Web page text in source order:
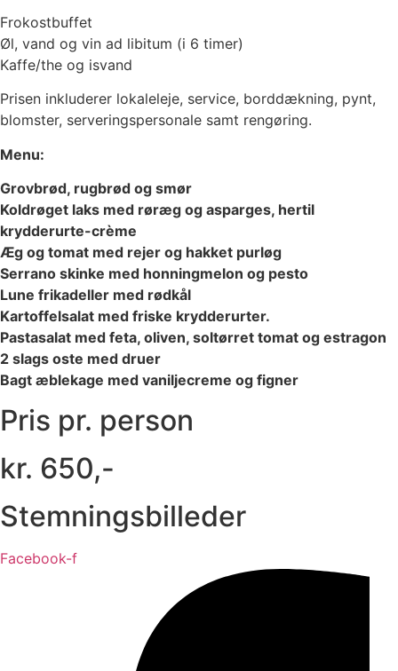
Frokostbuffet
Øl, vand og vin ad libitum (i 6 timer)
Kaffe/the og isvand
Prisen inkluderer lokaleleje, service, borddækning, pynt,
blomster, serveringspersonale samt rengøring.
Menu:
Grovbrød, rugbrød og smør
Koldrøget laks med røræg og asparges, hertil
krydderurte-crème
Æg og tomat med rejer og hakket purløg
Serrano skinke med honningmelon og pesto
Lune frikadeller med rødkål
Kartoffelsalat med friske krydderurter.
Pastasalat med feta, oliven, soltørret tomat og estragon
2 slags oste med druer
Bagt æblekage med vaniljecreme og figner
Pris pr. person
kr. 650,-
Stemningsbilleder
Facebook-f